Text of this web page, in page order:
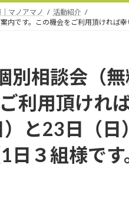
マノアマノ
活動紹介
内です。この機会をご利用頂ければ
別相談会（
利用頂けれ
と23日（
日３組様で